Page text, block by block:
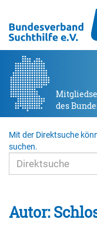
des
Mit der Direktsuche
suchen.
Autor: